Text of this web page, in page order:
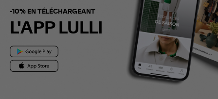
-10% EN TÉLÉCHARGEANT
L'APP LULLI